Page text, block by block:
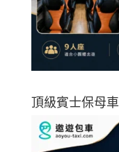
頂級賓士保母車